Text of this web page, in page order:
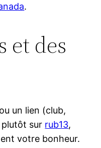
.
et des
un lien (club,
sur rub13,
votre bonheur.